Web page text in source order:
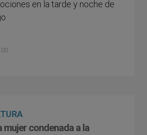
en la tarde y noche de
mujer condenada a la